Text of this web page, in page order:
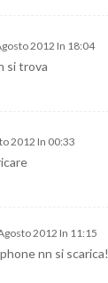
2012 In 18:04
si trova
2012 In 00:33
2012 In 11:15
nn si scarica!